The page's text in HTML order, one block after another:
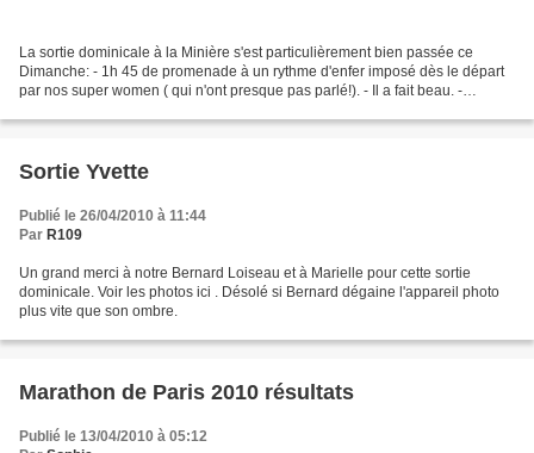
La sortie dominicale à la Minière s'est particulièrement bien passée ce
Dimanche: - 1h 45 de promenade à un rythme d'enfer imposé dès le départ
par nos super women ( qui n'ont presque pas parlé!). - Il a fait beau. -
Sortie Yvette
Publié le 26/04/2010 à 11:44
Par R109
Un grand merci à notre Bernard Loiseau et à Marielle pour cette sortie
dominicale. Voir les photos ici . Désolé si Bernard dégaine l'appareil photo
plus vite que son ombre.
Marathon de Paris 2010 résultats
Publié le 13/04/2010 à 05:12